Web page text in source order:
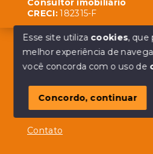
Menu
Sobre
Contato
Consultor imobiliário
CRECI:182315-F
Esse site utiliza cookies, que
melhor experiência de
você concorda com o uso de
Concordo, continuar